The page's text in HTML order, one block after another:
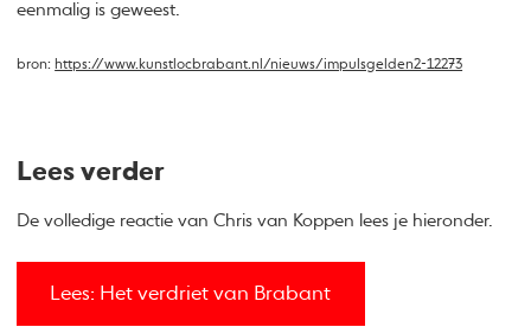
eenmalig is geweest.
bron: https://www.kunstlocbrabant.nl/nieuws/impulsgelden2-12273
Lees verder
De volledige reactie van Chris van Koppen lees je hieronder.
Lees: Het verdriet van Brabant